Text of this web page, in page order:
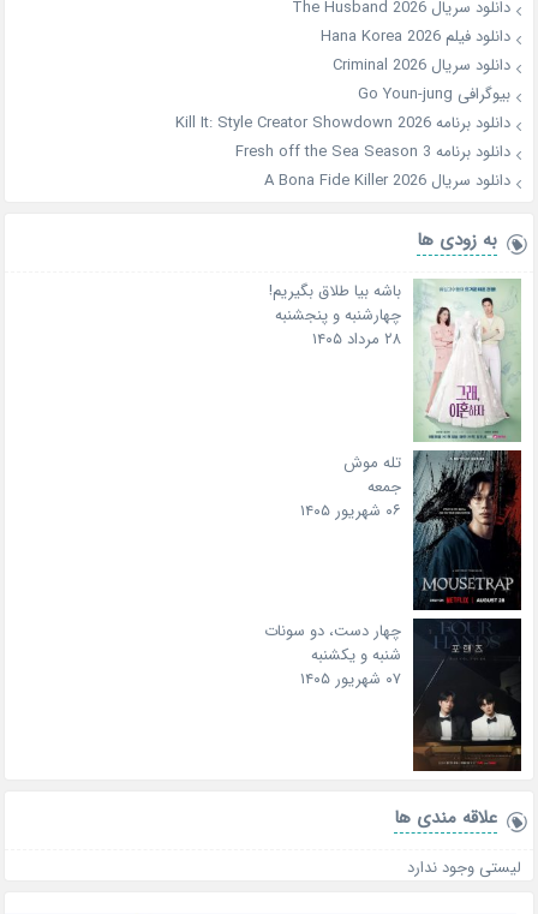
دانلود سریال The Husband 2026
دانلود فیلم Hana Korea 2026
دانلود سریال Criminal 2026
بیوگرافی Go Youn-jung
دانلود برنامه Kill It: Style Creator Showdown 2026
دانلود برنامه Fresh off the Sea Season 3
دانلود سریال A Bona Fide Killer 2026
به زودی ها
باشه بیا طلاق بگیریم!
چهارشنبه و پنجشنبه
۲۸ مرداد ۱۴۰۵
تله موش
جمعه
۰۶ شهریور ۱۴۰۵
چهار دست، دو سونات
شنبه و یکشنبه
۰۷ شهریور ۱۴۰۵
علاقه‌ مندی ها
لیستی وجود ندارد